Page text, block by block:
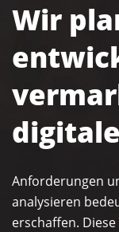
Wir
Anforderungen
analysieren
erschaffen.